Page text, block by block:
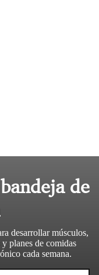
de
desarrollar músculos,
planes de comidas
cada semana.